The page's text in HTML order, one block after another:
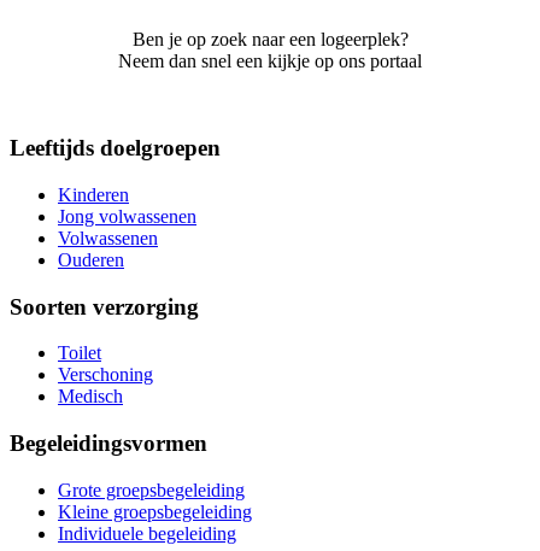
Ben je op zoek naar een logeerplek?
Neem dan snel een kijkje op ons portaal
Leeftijds doelgroepen
Kinderen
Jong volwassenen
Volwassenen
Ouderen
Soorten verzorging
Toilet
Verschoning
Medisch
Begeleidingsvormen
Grote groepsbegeleiding
Kleine groepsbegeleiding
Individuele begeleiding